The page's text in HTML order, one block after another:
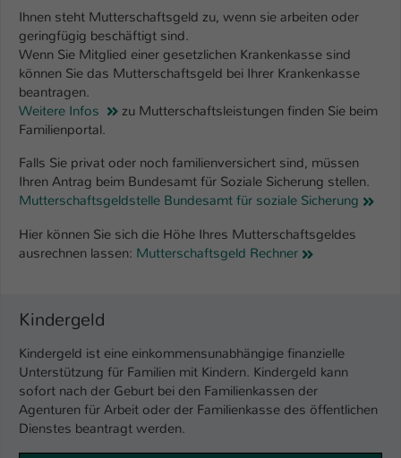
Ihnen steht Mutterschaftsgeld zu, wenn sie arbeiten oder
geringfügig beschäftigt sind.
Wenn Sie Mitglied einer gesetzlichen Krankenkasse sind
können Sie das Mutterschaftsgeld bei Ihrer Krankenkasse
beantragen.
Weitere Infos
zu Mutterschaftsleistungen finden Sie beim
Familienportal.
Falls Sie privat oder noch familienversichert sind, müssen
Ihren Antrag beim Bundesamt für Soziale Sicherung stellen.
Mutterschaftsgeldstelle Bundesamt für soziale Sicherung
Hier können Sie sich die Höhe Ihres Mutterschaftsgeldes
ausrechnen lassen: Mutterschaftsgeld Rechner
Kindergeld
Kindergeld ist eine einkommensunabhängige finanzielle
Unterstützung für Familien mit Kindern. Kindergeld kann
sofort nach der Geburt bei den Familien­kassen der
Agenturen für Arbeit oder der Familienkasse des öffentlichen
Dienstes beantragt werden.
Zweck
generierte ID, für die historische
Speicherung Ihrer vorgenommen
Einstellungen, falls der Webseiten-
Betreiber dies eingestellt hat.
Name
Anbieter TYPO3
Zweck
Dieses Cookie ist ein Standard-Session-
Zugang zu geschützten Bereichen
gewährt.
Name be_typo_user